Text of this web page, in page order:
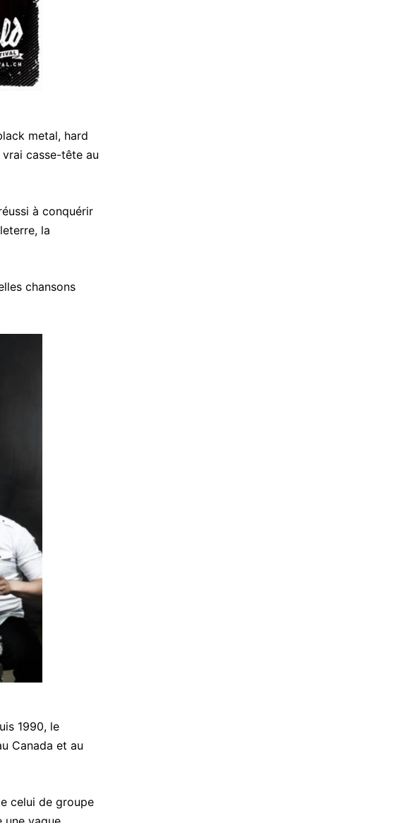
metal, hard
casse-tête au
à conquérir
la
chansons
1990, le
Canada et au
celui de groupe